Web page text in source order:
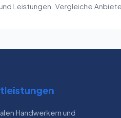
Leistungen. Vergleiche
Handwerkern und